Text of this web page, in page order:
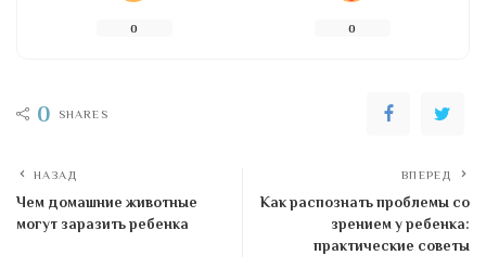
0 0
0 SHARES
НАЗАД
Чем домашние животные
могут заразить ребенка
ВПЕРЕД
Как распознать проблемы со
зрением у ребенка:
практические советы